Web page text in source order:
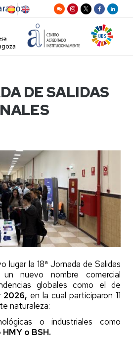
DE SALIDAS
lugar la 18ª Jornada de Salidas
un nuevo nombre comercial
globales como el de
2026, en la cual participaron 11
naturaleza:
o industriales como
o BSH.